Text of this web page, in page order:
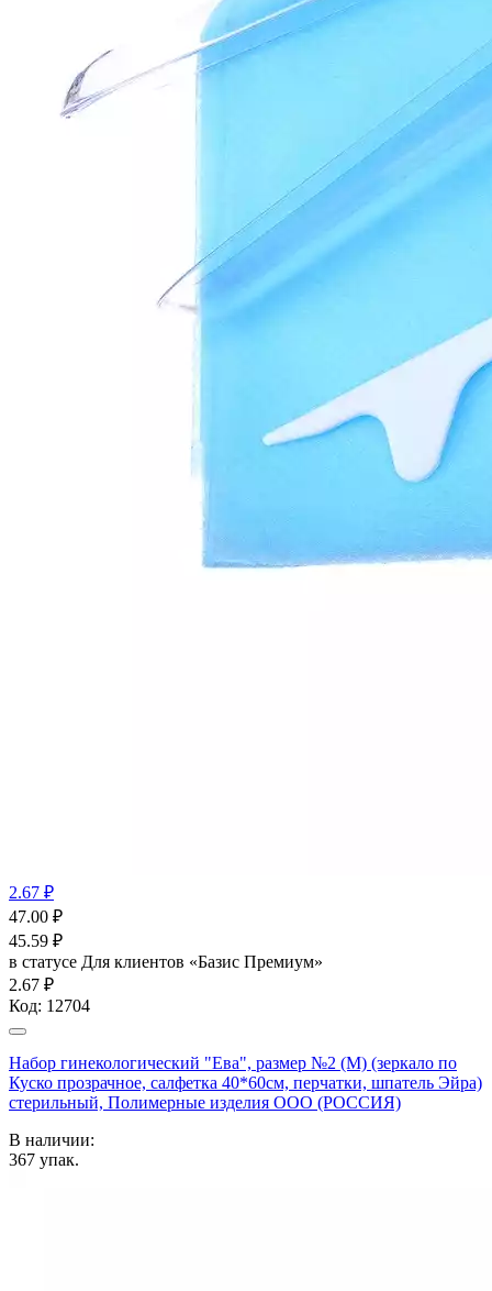
2.67 ₽
47.00 ₽
45.59 ₽
в статусе Для клиентов «Базис Премиум»
2.67 ₽
Код: 12704
Набор гинекологический "Ева", размер №2 (М) (зеркало по
Куско прозрачное, салфетка 40*60см, перчатки, шпатель Эйра)
стерильный, Полимерные изделия OOO (РОССИЯ)
В наличии:
367 упак.